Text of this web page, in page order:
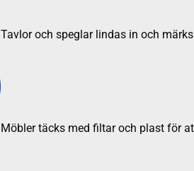
Tavlor och speglar lindas in och
Möbler täcks med filtar och plast för